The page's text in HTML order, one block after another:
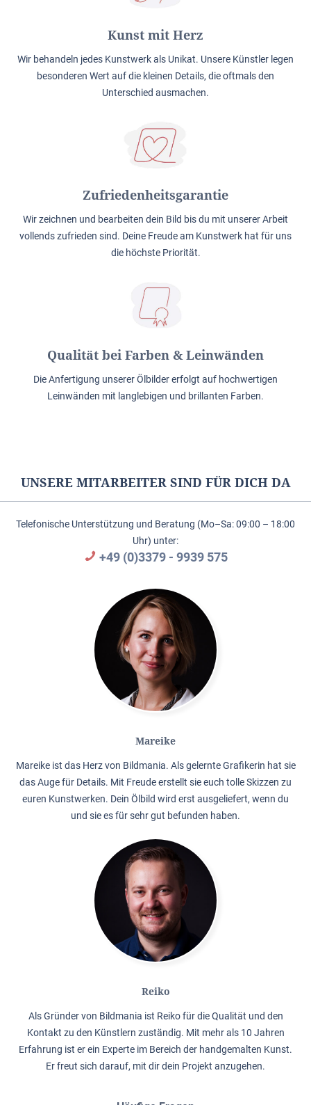
Kunst mit Herz
Wir behandeln jedes Kunstwerk als Unikat. Unsere Künstler legen
besonderen Wert auf die kleinen Details, die oftmals den
Unterschied ausmachen.
Zufriedenheitsgarantie
Wir zeichnen und bearbeiten dein Bild bis du mit unserer Arbeit
vollends zufrieden sind. Deine Freude am Kunstwerk hat für uns
die höchste Priorität.
Qualität bei Farben & Leinwänden
Die Anfertigung unserer Ölbilder erfolgt auf hochwertigen
Leinwänden mit langlebigen und brillanten Farben.
UNSERE MITARBEITER SIND FÜR DICH DA
Telefonische Unterstützung und Beratung (Mo–Sa: 09:00 – 18:00
Uhr) unter:
+49 (0)3379 - 9939 575
Mareike
Mareike ist das Herz von Bildmania. Als gelernte Grafikerin hat sie
das Auge für Details. Mit Freude erstellt sie euch tolle Skizzen zu
euren Kunstwerken. Dein Ölbild wird erst ausgeliefert, wenn du
und sie es für sehr gut befunden haben.
Reiko
Als Gründer von Bildmania ist Reiko für die Qualität und den
Kontakt zu den Künstlern zuständig. Mit mehr als 10 Jahren
Erfahrung ist er ein Experte im Bereich der handgemalten Kunst.
Er freut sich darauf, mit dir dein Projekt anzugehen.